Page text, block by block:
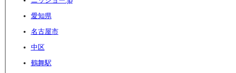
愛知県
名古屋市
中区
鶴舞駅